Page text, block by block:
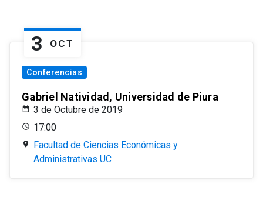
3 OCT
Conferencias
Gabriel Natividad, Universidad de Piura
3 de Octubre de 2019
17:00
Facultad de Ciencias Económicas y
Administrativas UC